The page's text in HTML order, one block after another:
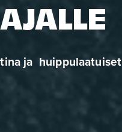
ja  huippulaatuiset